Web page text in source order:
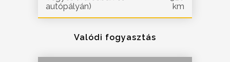
autópályán)
km
Valódi fogyasztás